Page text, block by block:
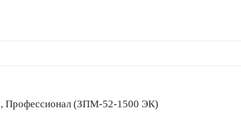
Профессионал (ЗПМ-52-1500 ЭК)